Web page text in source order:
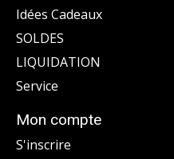
Idées Cadeaux
SOLDES
LIQUIDATION
Service
Mon compte
S'inscrire